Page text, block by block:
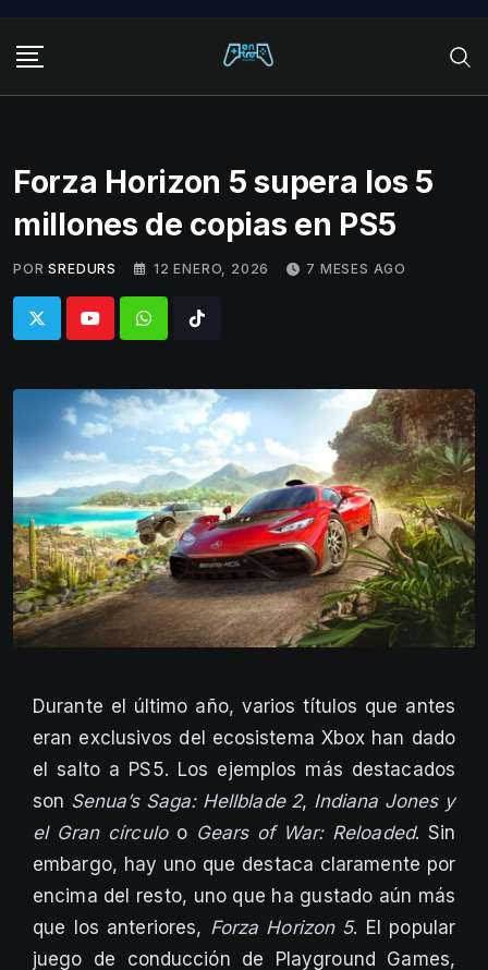
content
Forza Horizon 5 supera los 5
millones de copias en PS5
POR SREDURS 12 ENERO, 2026 7 MESES AGO
WhatsappTiktok
Durante el último año, varios títulos que antes
eran exclusivos del ecosistema Xbox han dado
el salto a PS5. Los ejemplos más destacados
son Senua’s Saga: Hellblade 2, Indiana Jones y
el Gran círculoo Gears of War: Reloaded. Sin
embargo, hay uno que destaca claramente por
encima del resto, uno que ha gustado aún más
que los anteriores, Forza Horizon 5. El popular
juego de conducción de Playground Games,